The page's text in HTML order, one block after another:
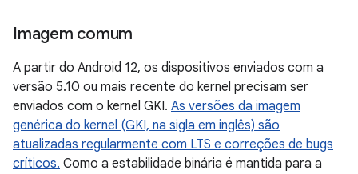
Imagem comum
A partir do Android 12, os dispositivos enviados com a
versão 5.10 ou mais recente do kernel precisam ser
enviados com o kernel GKI. As versões da imagem
genérica do kernel (GKI, na sigla em inglês) são
atualizadas regularmente com LTS e correções de bugs
críticos. Como a estabilidade binária é mantida para a